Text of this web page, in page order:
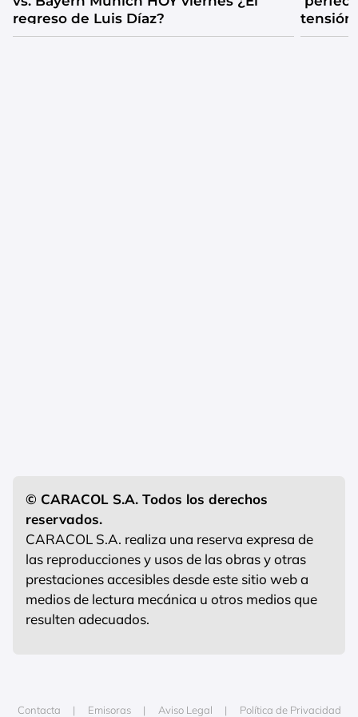
regreso de Luis Díaz?
tensión
catarsis
© CARACOL S.A. Todos los derechos
reservados.
CARACOL S.A. realiza una reserva expresa de
las reproducciones y usos de las obras y otras
prestaciones accesibles desde este sitio web a
medios de lectura mecánica u otros medios que
resulten adecuados.
Contacta Emisoras Aviso Legal Política de Privacidad